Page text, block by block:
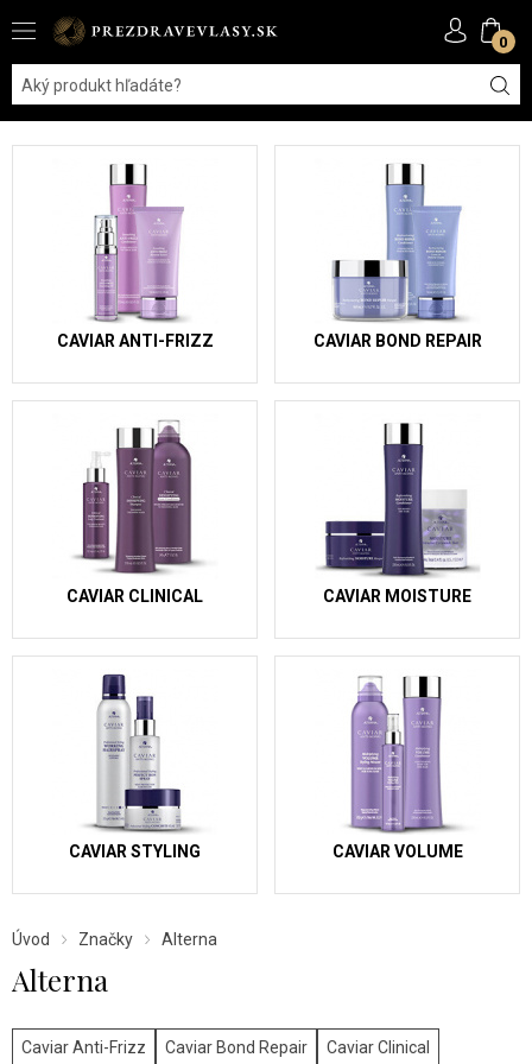
0
Úvod Značky Alterna
Alterna
Caviar Anti-Frizz Caviar Bond Repair
Caviar Clinical
CAVIAR ANTI-FRIZZ CAVIAR BOND REPAIR
CAVIAR CLINICAL CAVIAR MOISTURE
CAVIAR STYLING CAVIAR VOLUME